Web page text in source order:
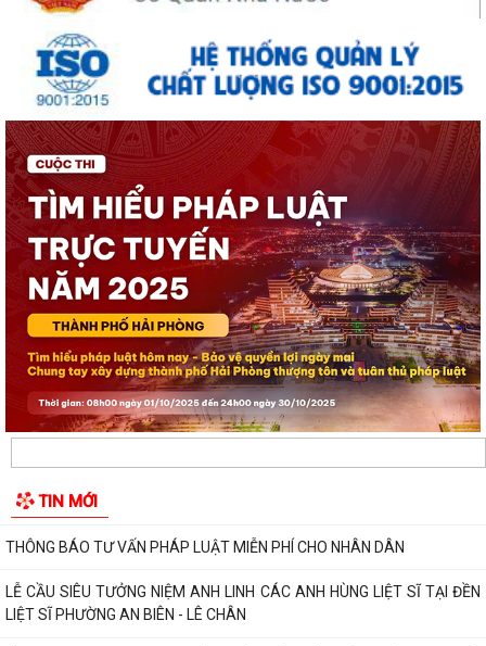
TIN MỚI
UBND phường An Biên phát động hưởng ứng Cuộc thi và Triển lãm
ảnh nghệ thuật cấp quốc gia “Tự hào...
ĐỒNG CHÍ PHÓ BÍ THƯ THƯỜNG TRỰC ĐẢNG ỦY PHƯỜNG DỰ SINH
HOẠT CHI BỘ THÁNG 8 TẠI CHI BỘ TRƯỜNG MẦM...
UBND phường An Biên lập Điều chỉnh cục bộ quy hoạch phân khu tỷ lệ
1/2.000 quận Lê Chân đến năm 2040
Thông báo về việc tăng cường bảo đảm trật tự an toàn giao thông,
trật tự đường hè trên địa bàn...
thuê mặt bằng của Công ty Cổ...
THÔNG BÁO TƯ VẤN PHÁP LUẬT MIỄN PHÍ CHO NHÂN DÂN
LỄ CẦU SIÊU TƯỞNG NIỆM ANH LINH CÁC ANH HÙNG LIỆT SĨ TẠI ĐỀN
LIỆT SĨ PHƯỜNG AN BIÊN - LÊ CHÂN